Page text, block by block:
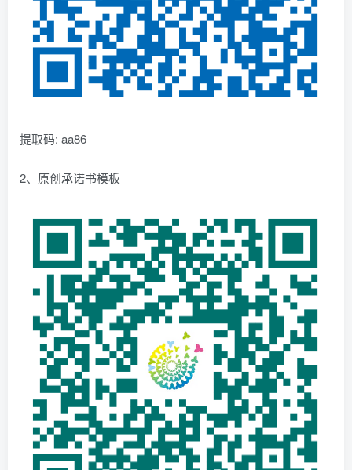
提取码: aa86
2、原创承诺书模板